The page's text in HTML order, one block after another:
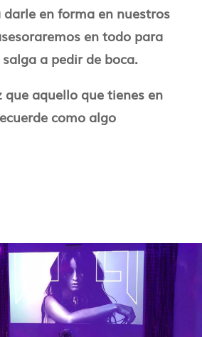
en forma en nuestros
en todo para
a pedir de boca.
que aquello que tienes en
como algo